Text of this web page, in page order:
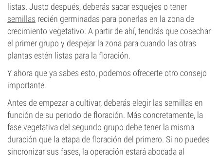
listas. Justo después, deberás sacar esquejes o tener
semillas recién germinadas para ponerlas en la zona de
crecimiento vegetativo. A partir de ahí, tendrás que cosechar
el primer grupo y despejar la zona para cuando las otras
plantas estén listas para la floración.
Y ahora que ya sabes esto, podemos ofrecerte otro consejo
importante.
Antes de empezar a cultivar, deberás elegir las semillas en
función de su periodo de floración. Más concretamente, la
fase vegetativa del segundo grupo debe tener la misma
duración que la etapa de floración del primero. Si no puedes
sincronizar sus fases, la operación estará abocada al